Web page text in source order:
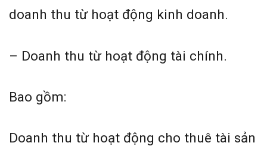
doanh thu từ hoạt động kinh doanh.
– Doanh thu từ hoạt động tài chính.
Bao gồm:
Doanh thu từ hoạt động cho thuê tài sản